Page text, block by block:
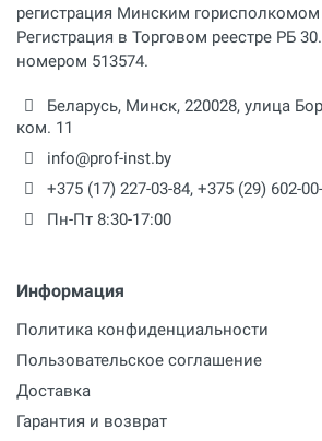
регистрация Минским горисполкомом
Регистрация в Торговом реестре РБ
номером 513574.
Беларусь, Минск, 220028, улица
ком. 11
info@prof-inst.by
+375 (17) 227-03-84, +375 (29) 602-
Пн-Пт 8:30-17:00
Информация
Политика конфиденциальности
Пользовательское соглашение
Доставка
Гарантия и возврат